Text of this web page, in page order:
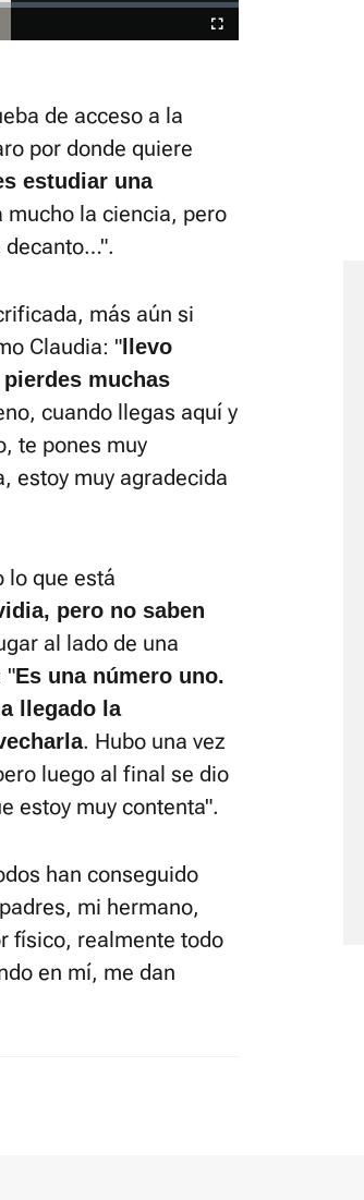
Fullscreen
de acceso a la
por donde quiere
estudiar una
mucho la ciencia, pero
decanto…".
más aún si
Claudia: " llevo
muchas
cuando llegas aquí y
te pones muy
estoy muy agradecida
lo que está
pero no saben
al lado de una
"Es una número uno.
llegado la
. Hubo una vez
luego al final se dio
estoy muy contenta".
han conseguido
mi hermano,
físico, realmente todo
en mí, me dan